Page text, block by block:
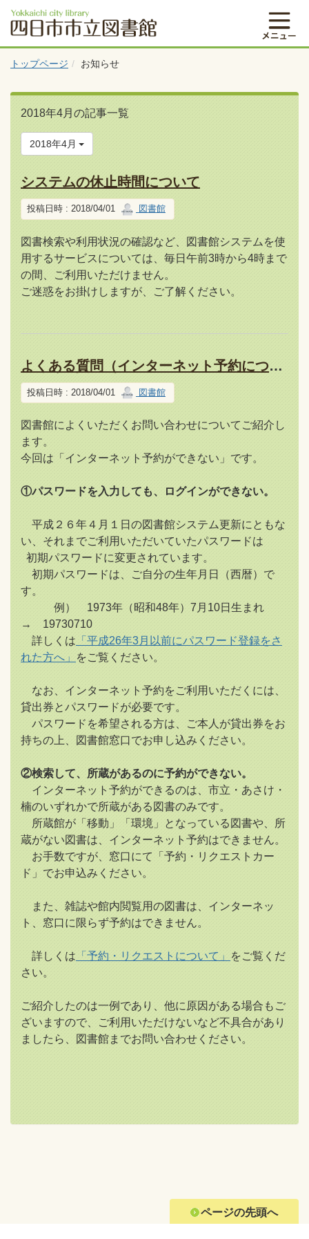
トップページ お知らせ
2018年4月の記事一覧
2018年4月
システムの休止時間について
投稿日時 : 2018/04/01 図書館
図書検索や利用状況の確認など、図書館システムを使
用するサービスについては、毎日午前3時から4時まで
の間、ご利用いただけません。
ご迷惑をお掛けしますが、ご了解ください。
よくある質問（インターネット予約について）
投稿日時 : 2018/04/01 図書館
図書館によくいただくお問い合わせについてご紹介し
ます。
今回は「インターネット予約ができない」です。
①パスワードを入力しても、ログインができない。
平成２６年４月１日の図書館システム更新にともな
い、それまでご利用いただいていたパスワードは
初期パスワードに変更されています。
初期パスワードは、ご自分の生年月日（西暦）で
す。
例） 1973年（昭和48年）7月10日生まれ
→ 19730710
詳しくは 「平成26年3月以前にパスワード登録をさ
れた方へ」
をご覧ください。
なお、インターネット予約をご利用いただくには、
貸出券とパスワードが必要です。
パスワードを希望される方は、ご本人が貸出券をお
持ちの上、図書館窓口でお申し込みください。
②検索して、所蔵があるのに予約ができない。
インターネット予約ができるのは、市立・あさけ・
楠のいずれかで所蔵がある図書のみです。
所蔵館が「移動」「環境」となっている図書や、所
蔵がない図書は、インターネット予約はできません。
お手数ですが、窓口にて「予約・リクエストカー
ド」でお申込みください。
また、雑誌や館内閲覧用の図書は、インターネッ
ト、窓口に限らず予約はできません。
詳しくは 「予約・リクエストについて」
をご覧くだ
さい。
ご紹介したのは一例であり、他に原因がある場合もご
ざいますので、ご利用いただけないなど不具合があり
ましたら、図書館までお問い合わせください。
ページの先頭へ